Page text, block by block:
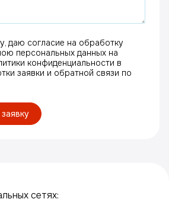
даю согласие на обработку
персональных данных на
конфиденциальности в
заявки и обратной связи по
сетях: